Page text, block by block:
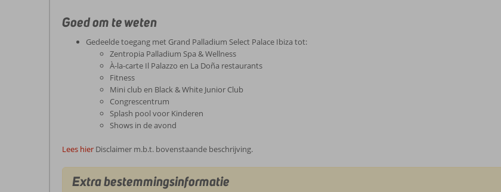
Goed om te weten
Gedeelde toegang met Grand Palladium Select Palace Ibiza tot:
Zentropia Palladium Spa & Wellness
À-la-carte Il Palazzo en La Doña restaurants
Fitness
Mini club en Black & White Junior Club
Congrescentrum
Splash pool voor Kinderen
Shows in de avond
Lees hier Disclaimer m.b.t. bovenstaande beschrijving.
Extra bestemmingsinformatie